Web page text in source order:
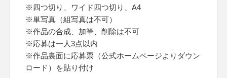
※四つ切り、ワイド四つ切り、A4
※単写真（組写真は不可）
※作品の合成、加筆、削除は不可
※応募は一人3点以内
※作品裏面に応募票（公式ホームページよりダウン
ロード）を貼り付け